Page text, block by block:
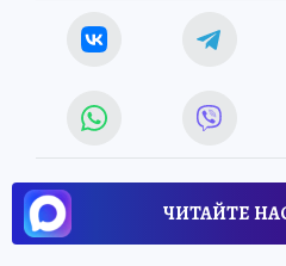
ЧИТАЙТЕ